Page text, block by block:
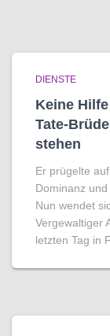
DIENSTE
Keine
Tate-
stehen
Er prügelte
Dominanz
Nun wendet
Vergewaltiger
letzten Tag in